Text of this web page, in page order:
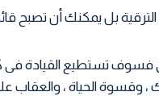
فسوف تستطيع القيادة فى
وقسوة الحياة ، والعقاب